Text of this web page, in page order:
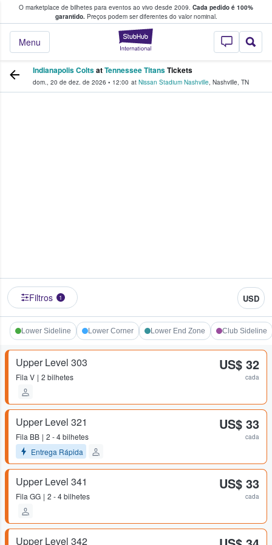
O marketplace de bilhetes para eventos ao vivo desde 2009. Cada pedido é 100%
garantido.Preços podem ser diferentes do valor nominal.
StubHub – onde
Menu
fãs compram e vendem bilhetes
Indianapolis ColtsatTennessee TitansTickets
dom., 20 de dez. de 2026 • 12:00 at Nissan Stadium Nashville, Nashville, TN
Filtros 1 USD
Lower Sideline Lower Corner Lower End Zone Club Sideline
Upper Level 303
Fila V 2 bilhetes
US$ 32
cada
Upper Level 321
Fila BB
2 - 4 bilhetes
Entrega Rápida
US$ 33
cada
Upper Level 341
Fila GG 2 - 4 bilhetes
US$ 33
cada
Upper Level 342